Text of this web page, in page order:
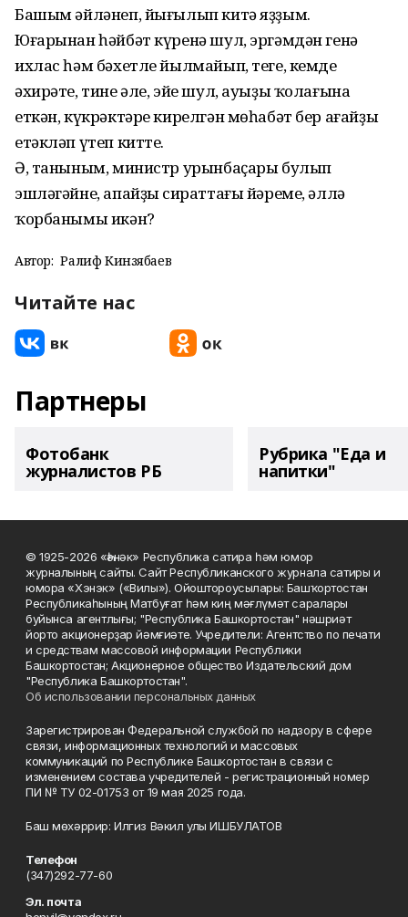
Башым әйләнеп, йығылып китә яҙҙым.
Юғарынан һәйбәт күренә шул, эргәмдән генә
ихлас һәм бәхетле йылмайып, теге, кемдең
әхирәте, тине әле, эйе шул, ауыҙы ҡолағына
еткән, күкрәктәре кирелгән мөһабәт бер ағайҙы
етәкләп үтеп китте.
Ә, таныным, министр урынбаҫары булып
эшләгәйне, апайҙың сираттағы йәреме, әллә
ҡорбанымы икән?
Автор: Ралиф Кинзябаев
Читайте нас
Партнеры
Фотобанк
журналистов РБ
Рубрика "Еда и
напитки"
© 1925-2026 «Һәнәк» Республика сатира һәм юмор
журналының сайты. Сайт Республиканского журнала сатиры и
юмора «Хэнэк» («Вилы»). Ойоштороусылары: Башҡортостан
Республикаһының Матбуғат һәм киң мәғлүмәт саралары
буйынса агентлығы; "Республика Башкортостан" нәшриәт
йорто акционерҙар йәмғиәте. Учредители: Агентство по печати
и средствам массовой информации Республики
Башкортостан; Акционерное общество Издательский дом
"Республика Башкортостан".
Об использовании персональных данных
Зарегистрирован Федеральной службой по надзору в сфере
связи, информационных технологий и массовых
коммуникаций по Республике Башкортостан в связи с
изменением состава учредителей - регистрационный номер
ПИ № ТУ 02-01753 от 19 мая 2025 года.
Баш мөхәррир: Илгиз Вәкил улы ИШБУЛАТОВ
Телефон
(347)292-77-60
Эл. почта